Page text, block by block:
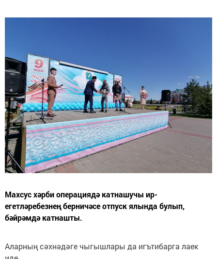
Махсус хәрби операциядә катнашучы ир-
егетләребезнең берничәсе отпуск ялында булып,
бәйрәмдә катнашты.
Аларның сәхнәдәге чыгышлары да игътибарга лаек